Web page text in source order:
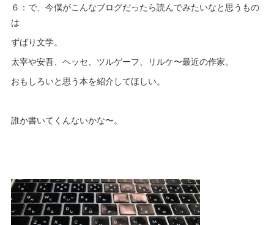
６：で、今僕がこんなブログだったら読んでみたいなと思うもの
は
ずばり文学。
太宰や安吾、ヘッセ、ツルゲーフ、リルケ〜最近の作家。
おもしろいと思う本を紹介してほしい。
誰か書いてくんないかな〜。